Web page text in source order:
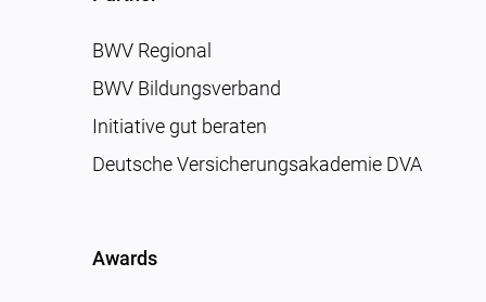
BWV Regional
BWV Bildungsverband
Initiative gut beraten
Deutsche Versicherungsakademie DVA
Awards